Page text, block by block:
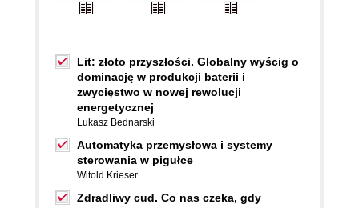
Lit: złoto przyszłości. Globalny wyścig o
dominację w produkcji baterii i
zwycięstwo w nowej rewolucji
energetycznej
Lukasz Bednarski
Automatyka przemysłowa i systemy
sterowania w pigułce
Witold Krieser
Zdradliwy cud. Co nas czeka, gdy